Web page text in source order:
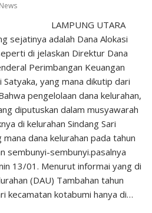
LAMPUNG UTARA
sejatinya adalah Dana Alokasi
di jelaskan Direktur Dana
Perimbangan Keuangan
yang mana dikutip dari
pengelolaan dana kelurahan,
diputuskan dalam musyawarah
di kelurahan Sindang Sari
dana kelurahan pada tahun
sembunyi-sembunyi.pasalnya
13/01. Menurut informai yang di
(DAU) Tambahan tahun
kecamatan kotabumi hanya di…